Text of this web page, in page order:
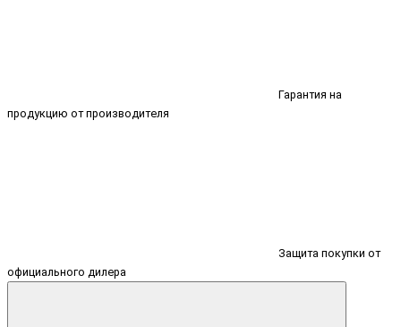
Гарантия на
продукцию от производителя
Защита покупки от
официального дилера